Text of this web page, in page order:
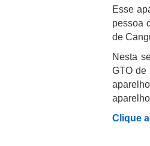
Esse
pessoa
de
Nesta
GTO de
Clique